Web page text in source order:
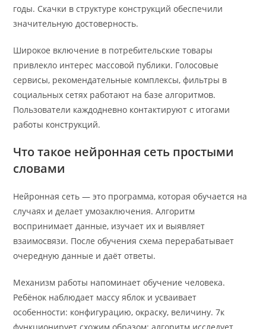
годы. Скачки в структуре конструкций обеспечили
значительную достоверность.
Широкое включение в потребительские товары
привлекло интерес массовой публики. Голосовые
сервисы, рекомендательные комплексы, фильтры в
социальных сетях работают на базе алгоритмов.
Пользователи каждодневно контактируют с итогами
работы конструкций.
Что такое нейронная сеть простыми
словами
Нейронная сеть — это программа, которая обучается на
случаях и делает умозаключения. Алгоритм
воспринимает данные, изучает их и выявляет
взаимосвязи. После обучения схема перерабатывает
очередную данные и даёт ответы.
Механизм работы напоминает обучение человека.
Ребёнок наблюдает массу яблок и усваивает
особенности: конфигурацию, окраску, величину. 7к